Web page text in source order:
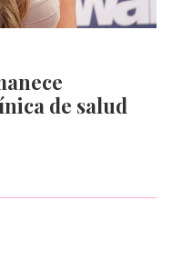
de salud